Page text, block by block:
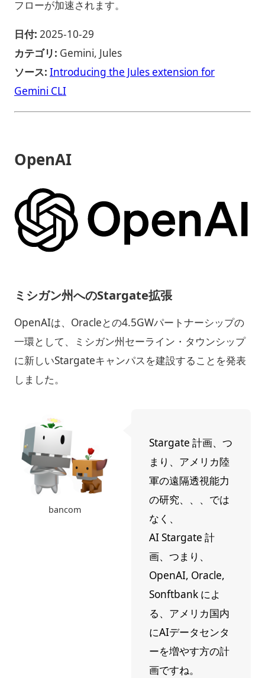
フローが加速されます。
日付: 2025-10-29
カテゴリ: Gemini, Jules
ソース: Introducing the Jules extension for
Gemini CLI
OpenAI
ミシガン州へのStargate拡張
OpenAIは、Oracleとの4.5GWパートナーシップの
一環として、ミシガン州セーライン・タウンシップ
に新しいStargateキャンパスを建設することを発表
しました。
bancom
Stargate 計画、つ
まり、アメリカ陸
軍の遠隔透視能力
の研究、、、では
なく、
AI Stargate 計
画、つまり、
OpenAI, Oracle,
Sonftbank によ
る、アメリカ国内
にAIデータセンタ
ーを増やす方の計
画ですね。